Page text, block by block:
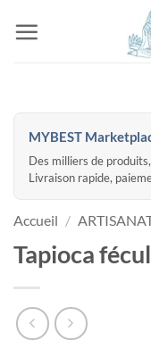
au
MYBEST
Des milliers de
Livraison rapide,
Accueil /
Tapioca